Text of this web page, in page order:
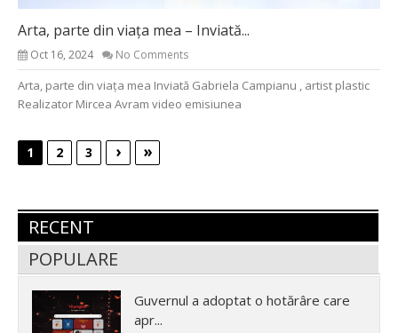
Arta, parte din viața mea – Inviată...
Oct 16, 2024 No Comments
Arta, parte din viața mea Inviată Gabriela Campianu , artist plastic
Realizator Mircea Avram video emisiunea
1 2 3 › »
RECENT
POPULARE
Guvernul a adoptat o hotărâre care
apr...